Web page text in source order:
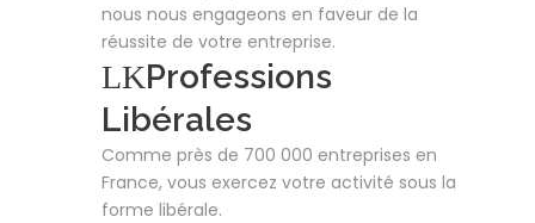
nous nous engageons en faveur de la
réussite de votre entreprise.
Professions
Libérales
Comme près de 700 000 entreprises en
France, vous exercez votre activité sous la
forme libérale.